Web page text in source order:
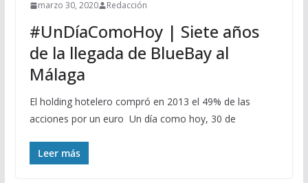
marzo 30, 2020 Redacción
#UnDíaComoHoy | Siete años
de la llegada de BlueBay al
Málaga
El holding hotelero compró en 2013 el 49% de las
acciones por un euro Un día como hoy, 30 de
Leer más